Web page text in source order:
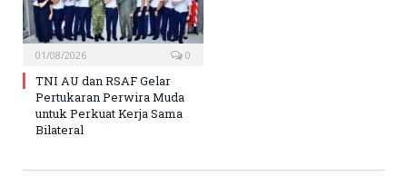
01/08/2026 0
TNI AU dan RSAF Gelar
Pertukaran Perwira Muda
untuk Perkuat Kerja Sama
Bilateral